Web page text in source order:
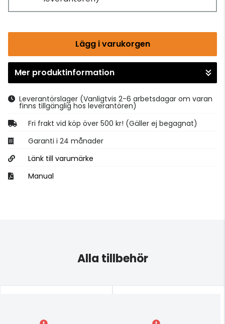
Lägg i varukorgen
Gå till kassan
Mer produktinformation
Leverantörslager (Vanligtvis 2-6 arbetsdagar om varan
finns tillgänglig hos leverantören)
Fri frakt vid köp över 500 kr! (Gäller ej begagnat)
Garanti i 24 månader
Länk till varumärke
Manual
Alla tillbehör